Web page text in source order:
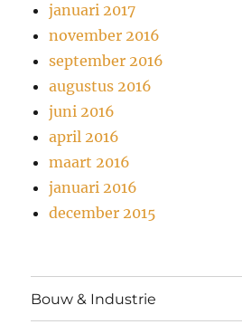
januari 2017
november 2016
september 2016
augustus 2016
juni 2016
april 2016
maart 2016
januari 2016
december 2015
Bouw & Industrie